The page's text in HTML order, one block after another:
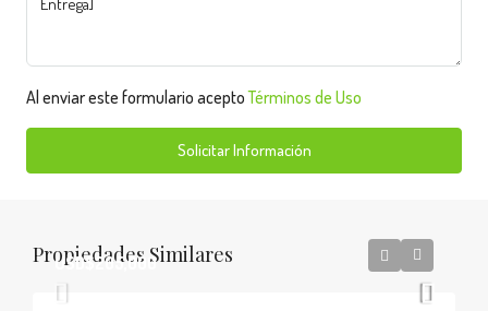
Al enviar este formulario aceptoTérminos de Uso
Solicitar Información
Propiedades Similares
USD$205,000